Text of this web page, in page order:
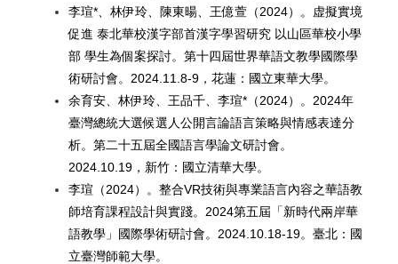
李瑄*、林伊玲、陳東暘、王億萱（2024）。虚擬實境
促進 泰北華校漢字部首漢字學習研究 以山區華校小學
部 學生為個案探討。第十四屆世界華語文教學國際學
術研討會。2024.11.8-9，花蓮：國立東華大學。
余育安、林伊玲、王品千、李瑄*（2024）。2024年
臺灣總統大選候選人公開言論語言策略與情感表達分
析。第二十五屆全國語言學論文研討會。
2024.10.19，新竹：國立清華大學。
李瑄（2024）。整合VR技術與專業語言內容之華語教
師培育課程設計與實踐。2024第五屆「新時代兩岸華
語教學」國際學術研討會。2024.10.18-19。臺北：國
立臺灣師範大學。